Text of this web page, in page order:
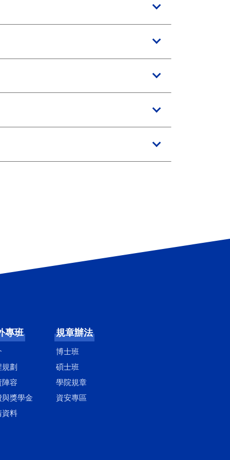
專班
劃
容
獎學金
資料
規章辦法
博士班
碩士班
學院規章
資安專區